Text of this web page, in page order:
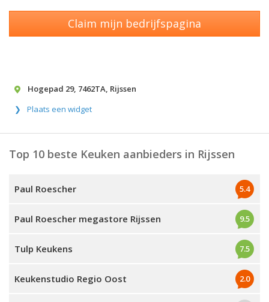
Claim mijn bedrijfspagina
Hogepad 29, 7462TA, Rijssen
Plaats een widget
Top 10 beste Keuken aanbieders in Rijssen
Paul Roescher 5.4
Paul Roescher megastore Rijssen 9.5
Tulp Keukens 7.5
Keukenstudio Regio Oost 2.0